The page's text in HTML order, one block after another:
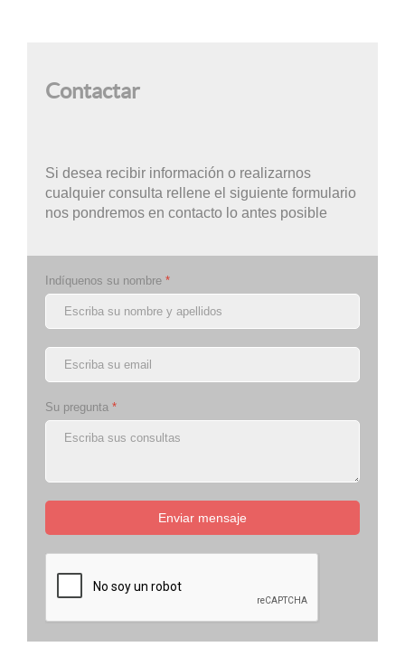
Contactar
Si desea recibir información o realizarnos
cualquier consulta rellene el siguiente formulario
nos pondremos en contacto lo antes posible
Indíquenos su nombre *
Su pregunta *
Enviar mensaje